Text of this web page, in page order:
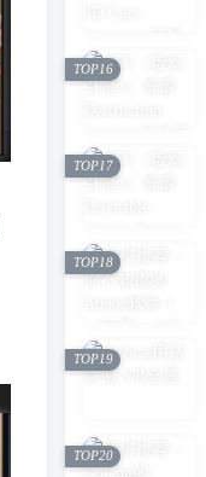
TOP16
TOP17
TOP18
TOP19
TOP20